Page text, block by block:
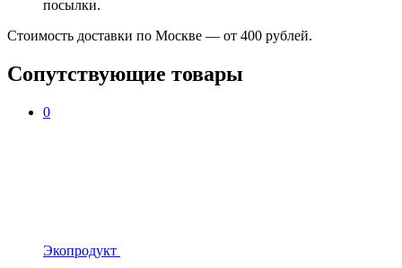
посылки.
Стоимость доставки по Москве — от 400 рублей.
Сопутствующие товары
0
Экопродукт